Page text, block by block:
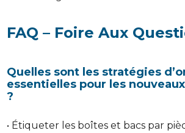
FAQ – Foire Aux
Quelles sont les stratégies
essentielles pour les
?
• Étiqueter les boîtes et bacs par